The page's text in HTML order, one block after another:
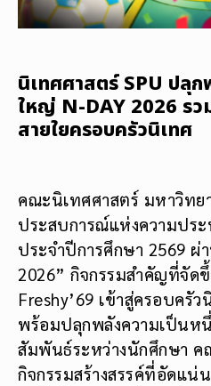
นิเทศศาสตร์ SPU ปลุ
ใหญ่ N-DAY 2026 รว
สายใยครอบครัวนิเทศ
คณะนิเทศศาสตร์ มหาวิทย
ประสบการณ์แห่งความปร
ประจำปีการศึกษา 2569 ผ่
2026” กิจกรรมสำคัญที่จั
Freshy’69 เข้าสู่ครอบครั
พร้อมปลุกพลังความเป็นหนึ่
สัมพันธ์ระหว่างนักศึกษา ค
กิจกรรมสร้างสรรค์ที่อัดแน่